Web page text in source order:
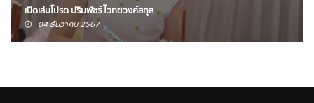
เปิดเล่มโปรด ปริมพัชร์ ไวทยวงศ์สกุล
04 ธันวาคม 2567